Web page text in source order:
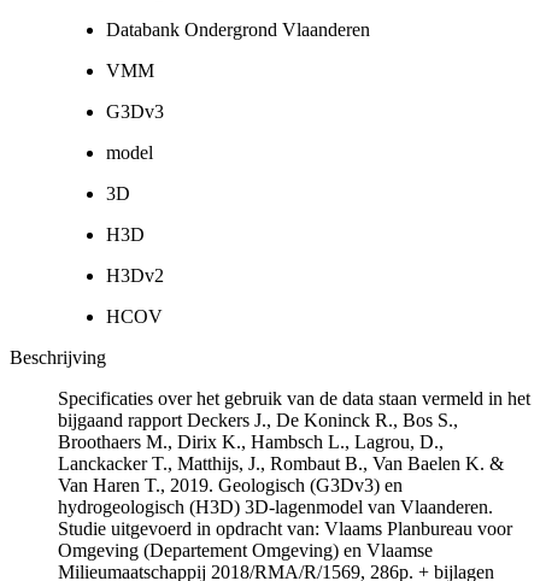
Databank Ondergrond Vlaanderen
VMM
G3Dv3
model
3D
H3D
H3Dv2
HCOV
Beschrijving
Specificaties over het gebruik van de data staan vermeld in het
bijgaand rapport Deckers J., De Koninck R., Bos S.,
Broothaers M., Dirix K., Hambsch L., Lagrou, D.,
Lanckacker T., Matthijs, J., Rombaut B., Van Baelen K. &
Van Haren T., 2019. Geologisch (G3Dv3) en
hydrogeologisch (H3D) 3D-lagenmodel van Vlaanderen.
Studie uitgevoerd in opdracht van: Vlaams Planbureau voor
Omgeving (Departement Omgeving) en Vlaamse
Milieumaatschappij 2018/RMA/R/1569, 286p. + bijlagen